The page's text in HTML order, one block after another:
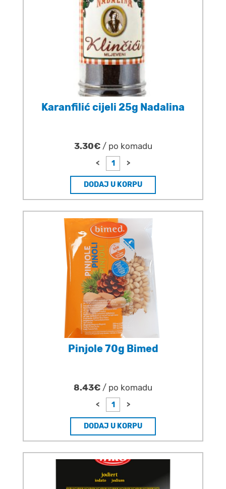
Karanfilić cijeli 25g Nadalina
3.30€ / po komadu
< >
DODAJ U KORPU
Pinjole 70g Bimed
8.43€ / po komadu
< >
DODAJ U KORPU